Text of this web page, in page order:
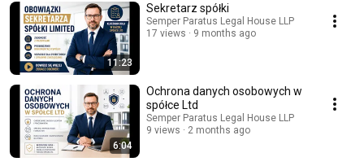
spółek, jakie banki w Polsce oferują możliwość założenia konta dla
podmiotu zagranicznego, jakie są platformy bankowe z których spółka
Ltd może korzystać i wiele innych.
11:23
Sekretarz spółki
Semper Paratus Legal House LLP
17 views
9 months ago
6:04
Ochrona danych osobowych w
spółce Ltd
Semper Paratus Legal House LLP
9 views
2 months ago